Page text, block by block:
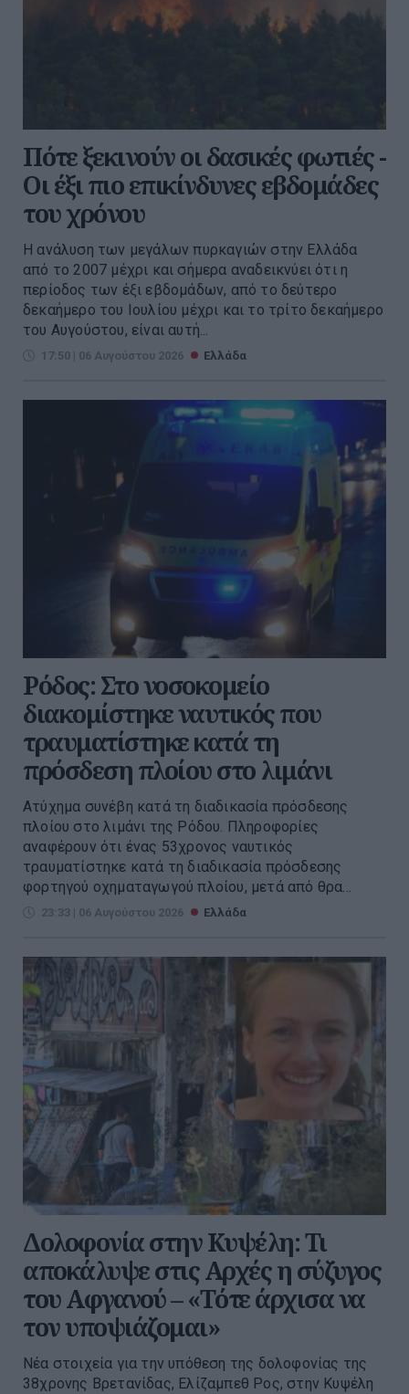
Πότε ξεκινούν οι δασικές φωτιές -
Oι έξι πιο επικίνδυνες εβδομάδες
του χρόνου
Η ανάλυση των μεγάλων πυρκαγιών στην Ελλάδα
από το 2007 μέχρι και σήμερα αναδεικνύει ότι η
περίοδος των έξι εβδομάδων, από το δεύτερο
δεκαήμερο του Ιουλίου μέχρι και το τρίτο δεκαήμερο
του Αυγούστου, είναι αυτή...
17:50 | 06 Αυγούστου 2026 Ελλάδα
Ρόδος: Στο νοσοκομείο
διακομίστηκε ναυτικός που
τραυματίστηκε κατά τη
πρόσδεση πλοίου στο λιμάνι
Ατύχημα συνέβη κατά τη διαδικασία πρόσδεσης
πλοίου στο λιμάνι της Ρόδου. Πληροφορίες
αναφέρουν ότι ένας 53χρονος ναυτικός
τραυματίστηκε κατά τη διαδικασία πρόσδεσης
φορτηγού οχηματαγωγού πλοίου, μετά από θρα...
23:33 | 06 Αυγούστου 2026 Ελλάδα
Δολοφονία στην Κυψέλη: Τι
αποκάλυψε στις Αρχές η σύζυγος
του Αφγανού – «Τότε άρχισα να
τον υποψιάζομαι»
Νέα στοιχεία για την υπόθεση της δολοφονίας της
38χρονης Βρετανίδας, Ελίζαμπεθ Ρος, στην Κυψέλη